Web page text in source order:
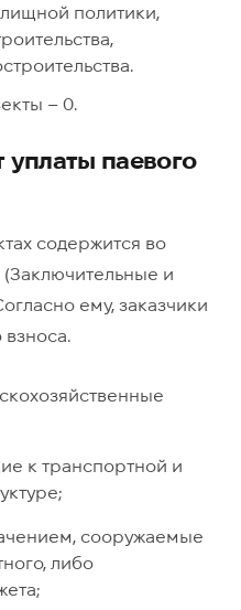
политики,
– 0.
уплаты паевого
содержится во
и
ему, заказчики
взноса.
к транспортной и
сооружаемые
либо